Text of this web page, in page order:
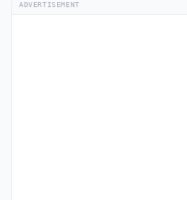
ADVERTISEMENT